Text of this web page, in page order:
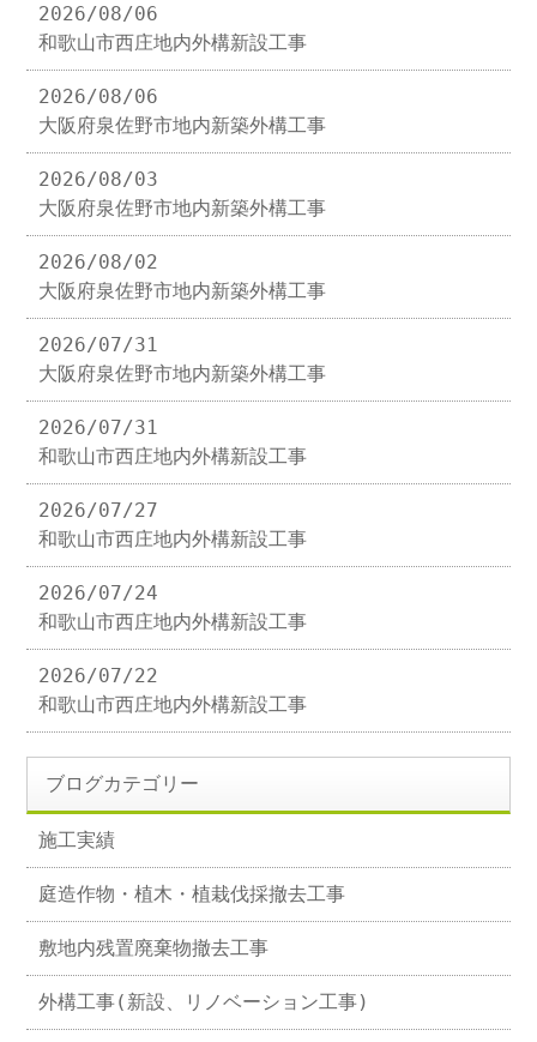
2026/08/06
和歌山市西庄地内外構新設工事
2026/08/06
大阪府泉佐野市地内新築外構工事
2026/08/03
大阪府泉佐野市地内新築外構工事
2026/08/02
大阪府泉佐野市地内新築外構工事
2026/07/31
大阪府泉佐野市地内新築外構工事
2026/07/31
和歌山市西庄地内外構新設工事
2026/07/27
和歌山市西庄地内外構新設工事
2026/07/24
和歌山市西庄地内外構新設工事
2026/07/22
和歌山市西庄地内外構新設工事
ブログカテゴリー
施工実績
庭造作物・植木・植栽伐採撤去工事
敷地内残置廃棄物撤去工事
外構工事(新設、リノベーション工事)